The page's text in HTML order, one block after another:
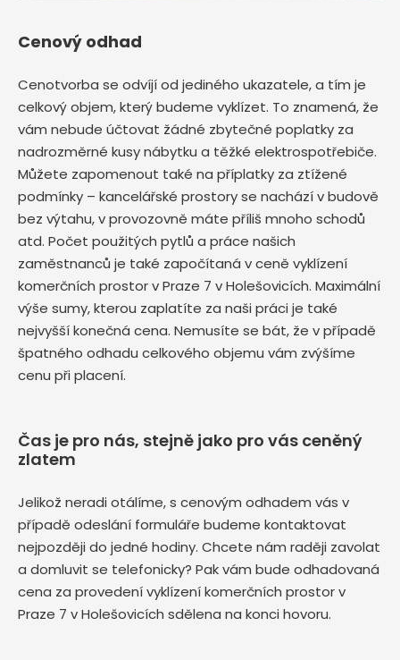
Cenový odhad
Cenotvorba se odvíjí od jediného ukazatele, a tím je
celkový objem, který budeme vyklízet. To znamená, že
vám nebude účtovat žádné zbytečné poplatky za
nadrozměrné kusy nábytku a těžké elektrospotřebiče.
Můžete zapomenout také na příplatky za ztížené
podmínky – kancelářské prostory se nachází v budově
bez výtahu, v provozovně máte příliš mnoho schodů
atd. Počet použitých pytlů a práce našich
zaměstnanců je také započítaná v ceně vyklízení
komerčních prostor v Praze 7 v Holešovicích. Maximální
výše sumy, kterou zaplatíte za naši práci je také
nejvyšší konečná cena. Nemusíte se bát, že v případě
špatného odhadu celkového objemu vám zvýšíme
cenu při placení.
Čas je pro nás, stejně jako pro vás ceněný
zlatem
Jelikož neradi otálíme, s cenovým odhadem vás v
případě odeslání formuláře budeme kontaktovat
nejpozději do jedné hodiny. Chcete nám raději zavolat
a domluvit se telefonicky? Pak vám bude odhadovaná
cena za provedení vyklízení komerčních prostor v
Praze 7 v Holešovicích sdělena na konci hovoru.